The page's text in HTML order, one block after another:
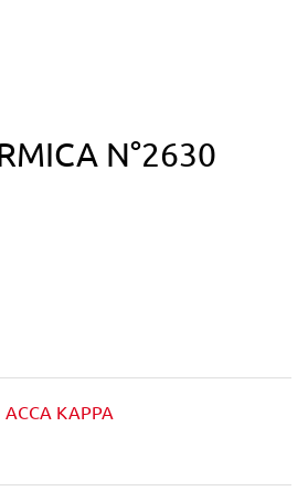
N°2630
ACCA KAPPA